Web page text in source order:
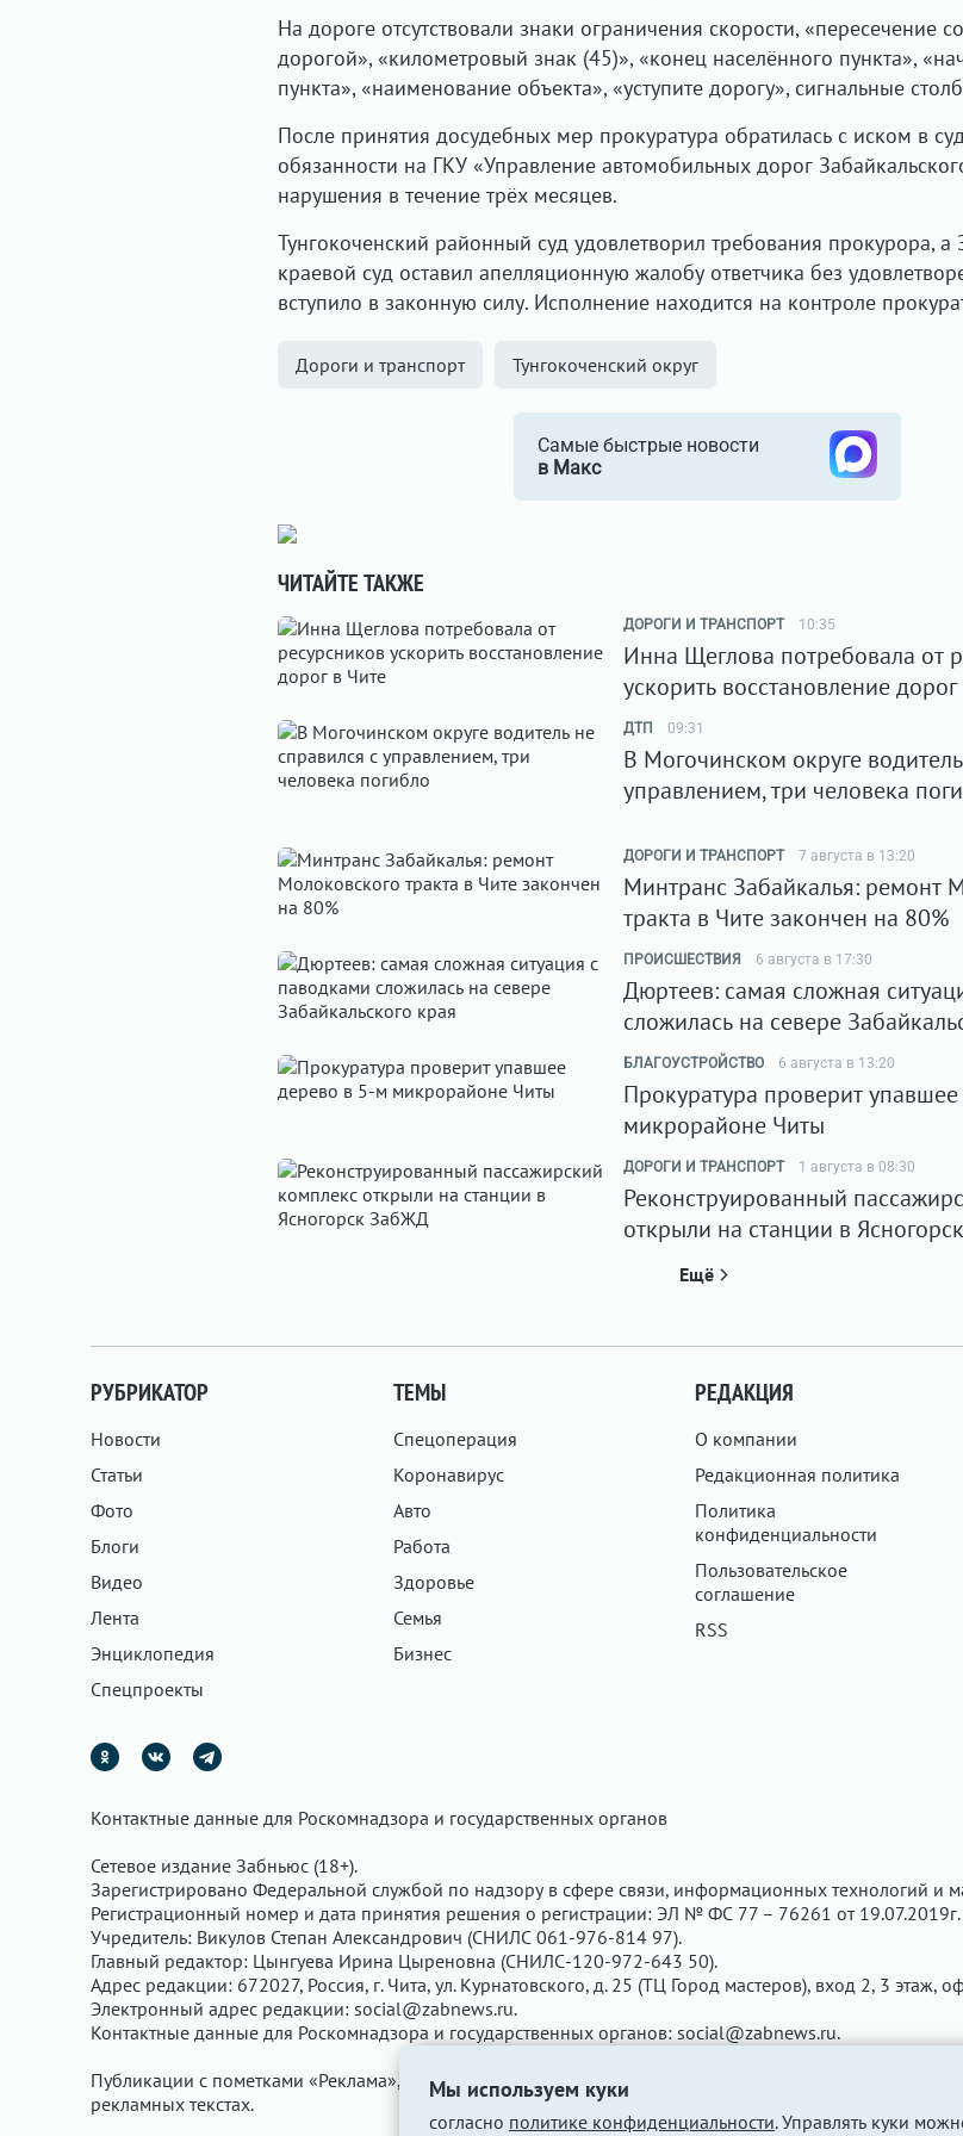
Мы используем куки
согласно политике конфиденциальности. Управлять куки
На дороге отсутствовали знаки ограничения скорости, «пересечение
дорогой», «километровый знак (45)», «конец населённого пункта»,
пункта», «наименование объекта», «уступите дорогу», сигнальные
После принятия досудебных мер прокуратура обратилась с иском в
обязанности на ГКУ «Управление автомобильных дорог
нарушения в течение трёх месяцев.
Тунгокоченский районный суд удовлетворил требования прокурора, а
краевой суд оставил апелляционную жалобу ответчика без
вступило в законную силу. Исполнение находится на контроле
Дороги и транспорт Тунгокоченский округ
Самые быстрые новости
в Макс
ЧИТАЙТЕ ТАКЖЕ
ДОРОГИ И ТРАНСПОРТ 10:35
Инна Щеглова потребовала от
ускорить восстановление
ДТП 09:31
В Могочинском округе
управлением, три человека
ДОРОГИ И ТРАНСПОРТ 7 августа в 13:20
Минтранс Забайкалья: ремонт
тракта в Чите закончен на 80%
ПРОИСШЕСТВИЯ 6 августа в 17:30
Дюртеев: самая сложная
сложилась на севере
БЛАГОУСТРОЙСТВО 6 августа в 13:20
Прокуратура проверит
микрорайоне Читы
ДОРОГИ И ТРАНСПОРТ 1 августа в 08:30
Реконструированный
открыли на станции в
Ещё
РУБРИКАТОР
Новости
Статьи
Фото
Блоги
Видео
Лента
Энциклопедия
Спецпроекты
ТЕМЫ
Спецоперация
Коронавирус
Авто
Работа
Здоровье
Семья
Бизнес
РЕДАКЦИЯ
О компании
Редакционная политика
Политика
конфиденциальности
Пользовательское
соглашение
RSS
Контактные данные для Роскомнадзора и государственных органов
Сетевое издание Забньюс (18+).
Зарегистрировано Федеральной службой по надзору в сфере связи, информационных технологий и
Регистрационный номер и дата принятия решения о регистрации: ЭЛ № ФС 77 – 76261 от 19.07.2019г.
Учредитель: Викулов Степан Александрович (СНИЛС 061-976-814 97).
Главный редактор: Цынгуева Ирина Цыреновна (СНИЛС-120-972-643 50).
Адрес редакции: 672027, Россия, г. Чита, ул. Курнатовского, д. 25 (ТЦ Город мастеров), вход 2, 3 этаж,
Электронный адрес редакции: social@zabnews.ru.
Контактные данные для Роскомнадзора и государственных органов: social@zabnews.ru.
Публикации с пометками «Реклама», «Выборы» оплачены рекламодателем. Редакция сайта не несёт
рекламных текстах.